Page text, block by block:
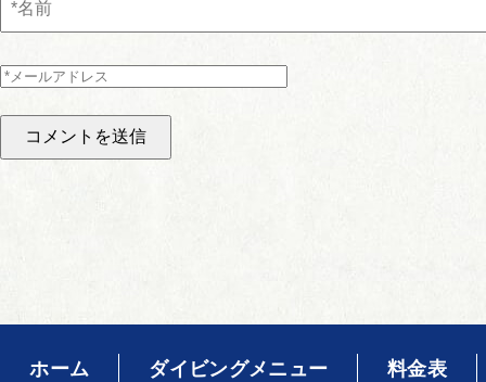
ホーム ダイビングメニュー 料金表